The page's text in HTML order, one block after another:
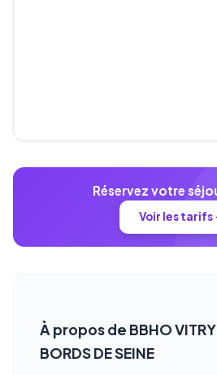
Réservez votre
Voir les tarifs
À propos de BBHO VITRY
BORDS DE SEINE